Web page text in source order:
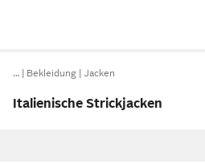
… Bekleidung Jacken
Italienische Strickjacken